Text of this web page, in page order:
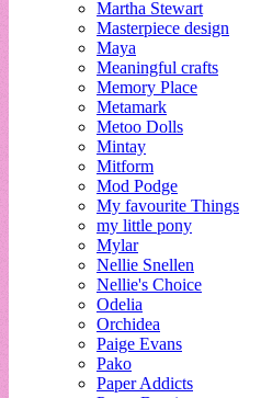
Martha Stewart
Masterpiece design
Maya
Meaningful crafts
Memory Place
Metamark
Metoo Dolls
Mintay
Mitform
Mod Podge
My favourite Things
my little pony
Mylar
Nellie Snellen
Nellie's Choice
Odelia
Orchidea
Paige Evans
Pako
Paper Addicts